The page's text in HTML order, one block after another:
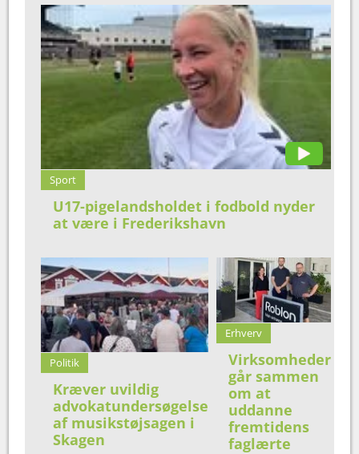
Sport
U17-pigelandsholdet i fodbold nyder
at være i Frederikshavn
Politik
Kræver uvildig
advokatundersøgelse
af musikstøjsagen i
Skagen
Erhverv
Virksomheder
går sammen
om at
uddanne
fremtidens
faglærte